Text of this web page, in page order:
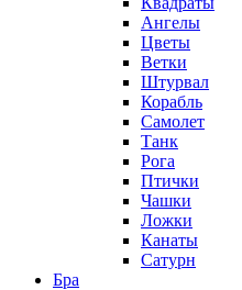
Ангелы
Цветы
Ветки
Штурвал
Корабль
Самолет
Танк
Рога
Птички
Чашки
Ложки
Канаты
Сатурн
Бра